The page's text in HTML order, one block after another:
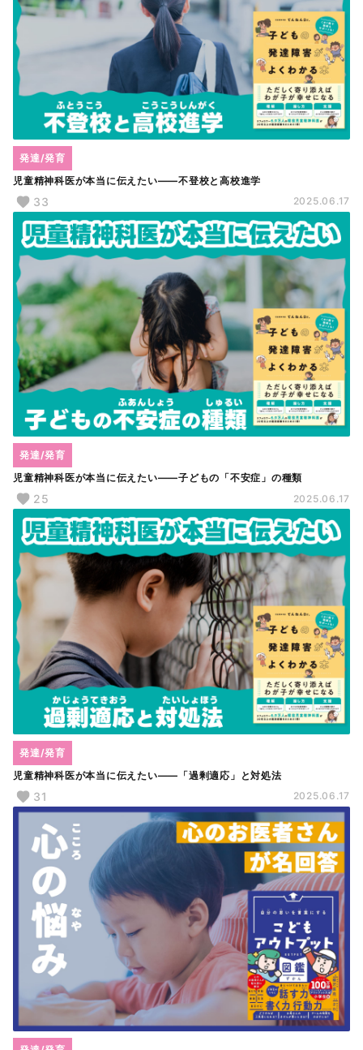
児童精神科医が本当に伝えたい――不登校と高校進学
発達/発育
33 2025.06.17
児童精神科医が本当に伝えたい――子どもの「不安症」の種類
発達/発育
25 2025.06.17
児童精神科医が本当に伝えたい――「過剰適応」と対処法
発達/発育
31 2025.06.17